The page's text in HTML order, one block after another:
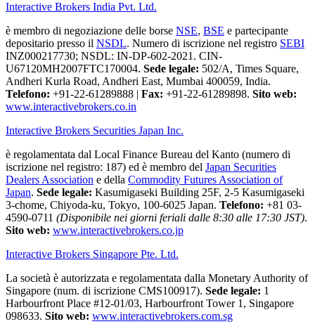
Interactive Brokers India Pvt. Ltd.
è membro di negoziazione delle borse NSE, BSE e partecipante
depositario presso il NSDL. Numero di iscrizione nel registro SEBI
INZ000217730; NSDL: IN-DP-602-2021. CIN-
U67120MH2007FTC170004. Sede legale: 502/A, Times Square,
Andheri Kurla Road, Andheri East, Mumbai 400059, India.
Telefono: +91-22-61289888 | Fax: +91-22-61289898. Sito web:
www.interactivebrokers.co.in
Interactive Brokers Securities Japan Inc.
è regolamentata dal Local Finance Bureau del Kanto (numero di
iscrizione nel registro: 187) ed è membro del Japan Securities
Dealers Association e della Commodity Futures Association of
Japan. Sede legale: Kasumigaseki Building 25F, 2-5 Kasumigaseki
3-chome, Chiyoda-ku, Tokyo, 100-6025 Japan. Telefono: +81 03-
4590-0711 (Disponibile nei giorni feriali dalle 8:30 alle 17:30 JST).
Sito web: www.interactivebrokers.co.jp
Interactive Brokers Singapore Pte. Ltd.
La società è autorizzata e regolamentata dalla Monetary Authority of
Singapore (num. di iscrizione CMS100917). Sede legale: 1
Harbourfront Place #12-01/03, Harbourfront Tower 1, Singapore
098633. Sito web: www.interactivebrokers.com.sg